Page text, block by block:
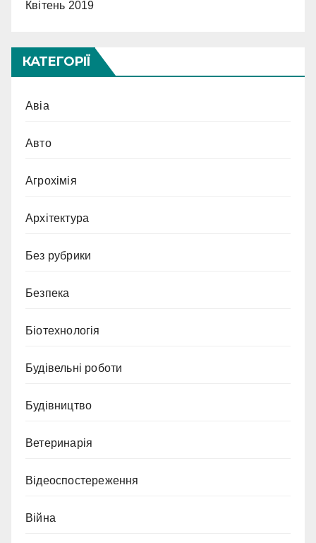
Квітень 2019
КАТЕГОРІЇ
Авіа
Авто
Агрохімія
Архітектура
Без рубрики
Безпека
Біотехнологія
Будівельні роботи
Будівництво
Ветеринарія
Відеоспостереження
Війна